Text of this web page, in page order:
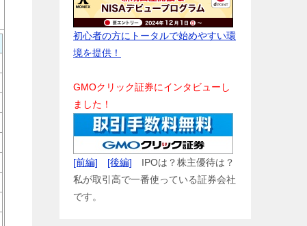
初心者の方にトータルで始めやすい環
境を提供！
GMOクリック証券にインタビューし
ました！
[前編] [後編] IPOは？株主優待は？
私が取引高で一番使っている証券会社
です。